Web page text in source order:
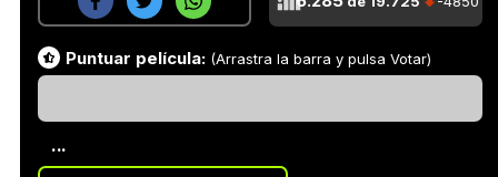
Puntuar película: (Arrastra la barra y pulsa Votar)
...